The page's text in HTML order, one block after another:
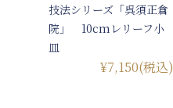
技法シリーズ「呉須正倉
院」 10cmレリーフ小
皿
¥7,150(税込)